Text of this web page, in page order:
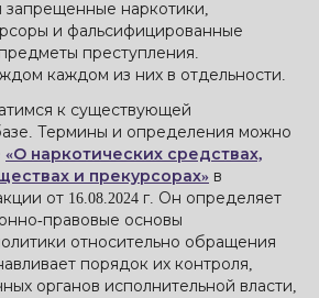
запрещенные наркотики,
и фальсифицированные
преступления.
каждом из них в отдельности.
к существующей
Термины и определения можно
«О наркотических средствах,
и прекурсорах» в
от 16.08.2024 г. Он определяет
правовые основы
относительно обращения
порядок их контроля,
органов исполнительной власти,